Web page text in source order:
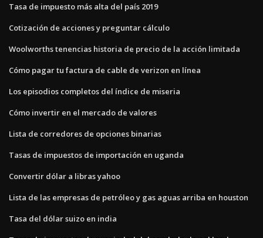
Tasa de impuesto más alta del país 2019
Cotización de acciones y preguntar cálculo
Woolworths tenencias historia de precio de la acción limitada
Cómo pagar tu factura de cable de verizon en línea
Los episodios completos del índice de miseria
Cómo invertir en el mercado de valores
Lista de corredores de opciones binarias
Tasas de impuestos de importación en uganda
Convertir dólar a libras yahoo
Lista de las empresas de petróleo y gas aguas arriba en houston
Tasa del dólar suizo en india